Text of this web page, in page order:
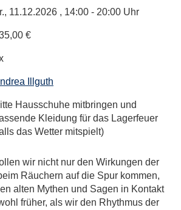
, 11.12.2026 , 14:00 - 20:00 Uhr
€
Illguth
Hausschuhe mitbringen und
Kleidung für das Lagerfeuer
das Wetter mitspielt)
wir nicht nur den Wirkungen der
Räuchern auf die Spur kommen,
alten Mythen und Sagen in Kontakt
früher, als wir den Rhythmus der